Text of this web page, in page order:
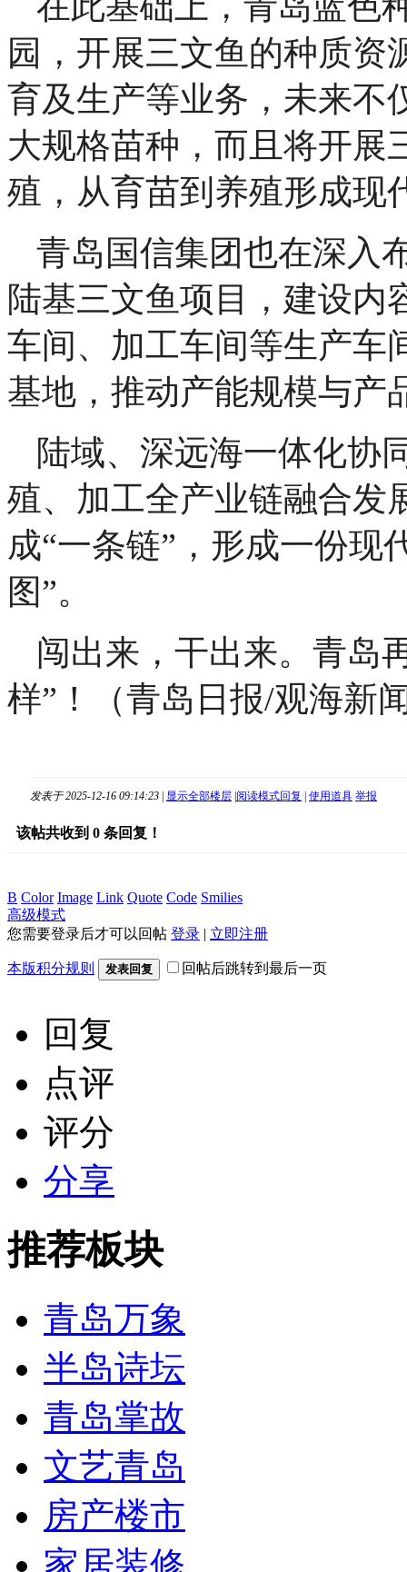
园，开展三文鱼的种质资
育及生产等业务，未来不
大规格苗种，而且将开展
殖，从育苗到养殖形成现
青岛国信集团也在深入
陆基三文鱼项目，建设内
车间、加工车间等生产车
基地，推动产能规模与产
陆域、深远海一体化协
殖、加工全产业链融合发
成“一条链”，形成一份现
图”。
闯出来，干出来。青岛
样”！（青岛日报/观海新
发表于 2025-12-16 09:14:23 | 显示全部楼层 |阅读模式回复 | 使用道具 举报
该帖共收到 0 条回复！
B Color Image Link Quote Code Smilies
高级模式
您需要登录后才可以回帖 登录 | 立即注册
本版积分规则 发表回复 回帖后跳转到最后一页
回复
点评
评分
分享
推荐板块
青岛万象
半岛诗坛
青岛掌故
文艺青岛
房产楼市
家居装修